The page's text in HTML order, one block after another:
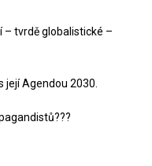
– tvrdě globalistické –
Agendou 2030.